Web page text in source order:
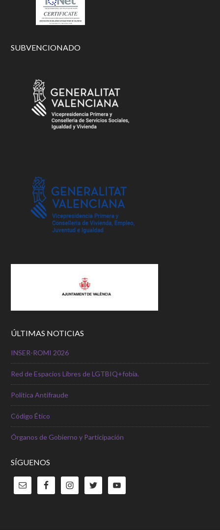
SUBVENCIONADO
ÚLTIMAS NOTICIAS
INSER-ROMI 2026
Red de Espacios Libres de LGTBIQ+fobia.
Política Antifraude
Código Ético
Órganos de Gobierno y Participación
SÍGUENOS